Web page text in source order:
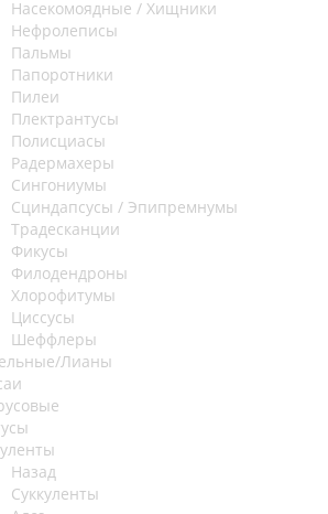
Насекомоядные / Хищники
Нефролеписы
Пальмы
Папоротники
Пилеи
Плектрантусы
Полисциасы
Радермахеры
Сингониумы
Сциндапсусы / Эпипремнумы
Традесканции
Фикусы
Филодендроны
Хлорофитумы
Циссусы
Шеффлеры
Лианы
Назад
Суккуленты